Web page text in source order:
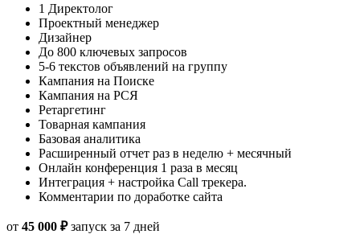
1 Директолог
Проектный менеджер
Дизайнер
До 800 ключевых запросов
5-6 текстов объявлений на группу
Кампания на Поиске
Кампания на РСЯ
Ретаргетинг
Товарная кампания
Базовая аналитика
Расширенный отчет раз в неделю + месячный
Онлайн конференция 1 раза в месяц
Интеграция + настройка Call трекера.
Комментарии по доработке сайта
от 45 000 ₽запуск за 7 дней